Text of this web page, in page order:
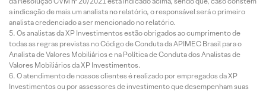
a indicação de mais um analista no relatório, o responsável será o primeiro
analista credenciado a ser mencionado no relatório.
Os analistas da XP Investimentos estão obrigados ao cumprimento de
todas as regras previstas no Código de Conduta da APIMEC Brasil para o
Analista de Valores Mobiliários e na Política de Conduta dos Analistas de
Valores Mobiliários da XP Investimentos.
O atendimento de nossos clientes é realizado por empregados da XP
Investimentos ou por assessores de investimento que desempenham suas